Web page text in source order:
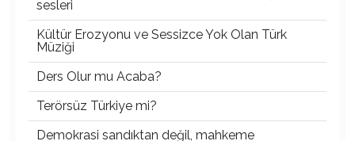
sesleri
Kültür Erozyonu ve Sessizce Yok Olan Türk
Müziği
Ders Olur mu Acaba?
Terörsüz Türkiye mi?
Demokrasi sandıktan değil, mahkeme